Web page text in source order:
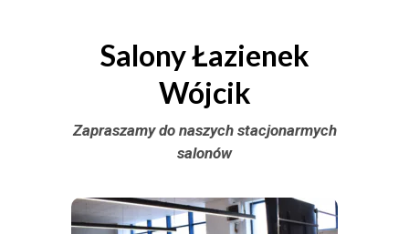
Salony Łazienek
Wójcik
Zapraszamy do naszych stacjonarmych
salonów